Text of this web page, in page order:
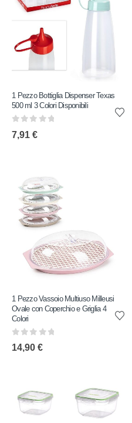
1 Pezzo Bottiglia Dispenser Texas
500 ml 3 Colori Disponibili
7,91 €
1 Pezzo Vassoio Multiuso Milleusi
Ovale con Coperchio e Griglia 4
Colori
0 out of 5
14,90 €